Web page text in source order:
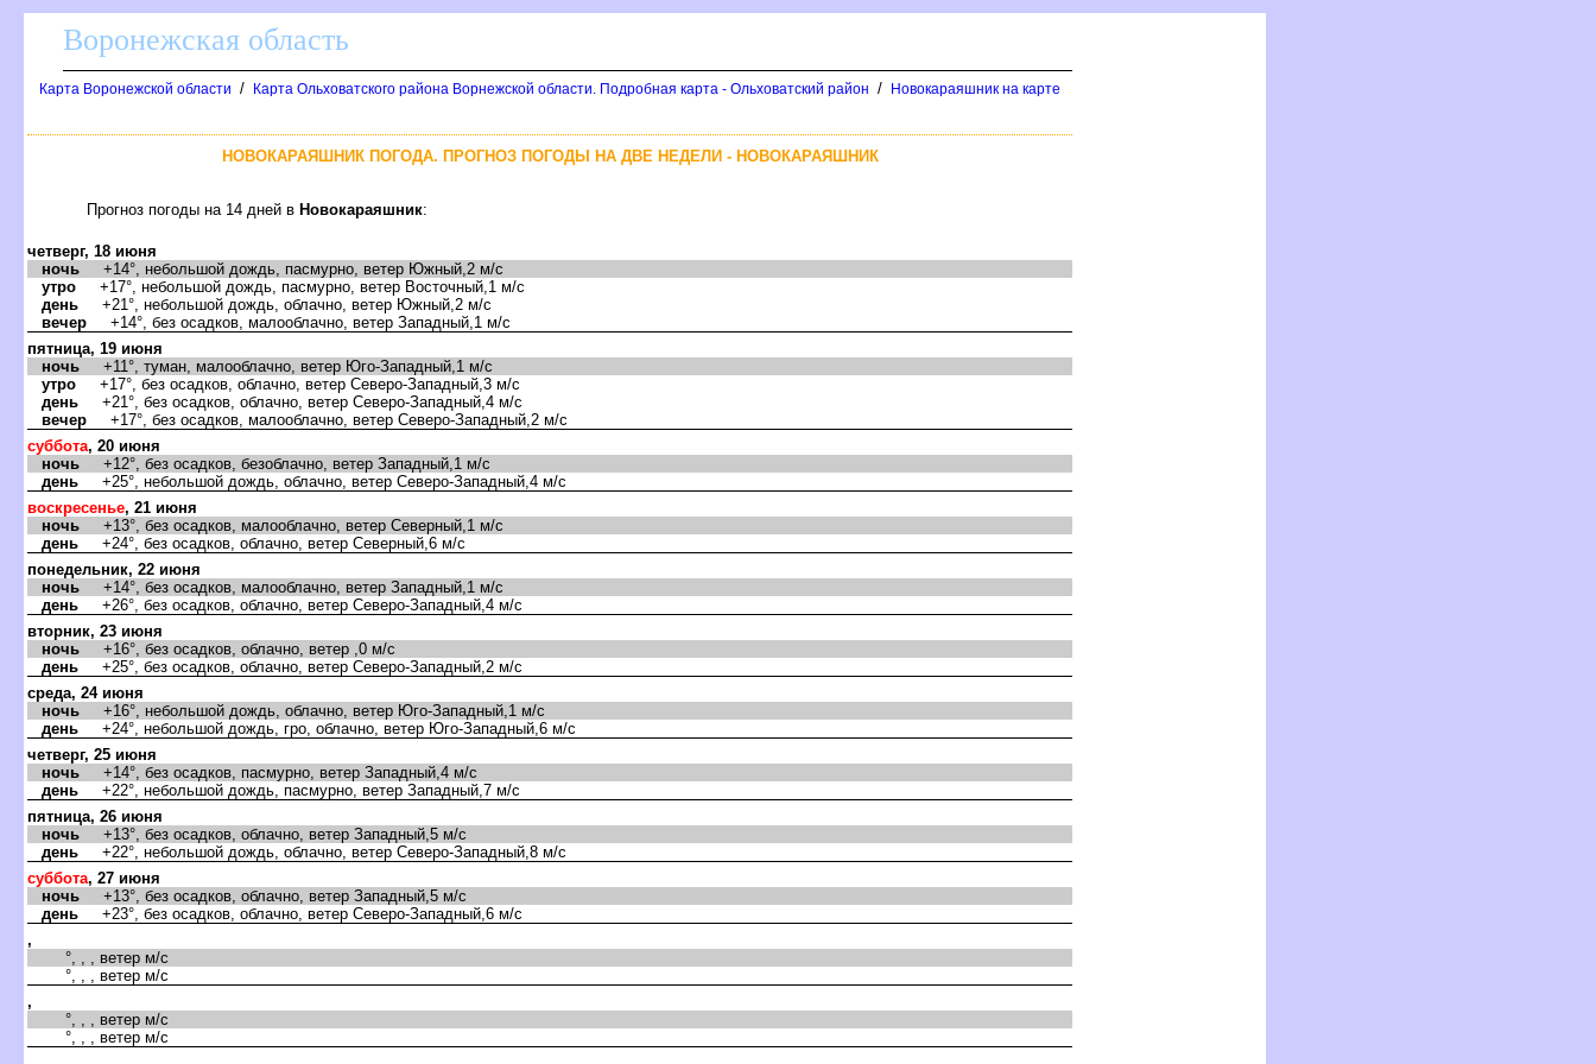
оронежская область
Карта Воронежской области / Карта Ольховатского района Ворнежской области. Подробная карта - Ольховатский район / Новокараяшник на карте
НОВОКАРАЯШНИК ПОГОДА. ПРОГНОЗ ПОГОДЫ НА ДВЕ НЕДЕЛИ - НОВОКАРАЯШНИК
Прогноз погоды на 14 дней Новокараяшник:
четверг, 18 июня
ночь +14°, небольшой дождь, пасмурно, ветер Южный,2 м/с
утро +17°, небольшой дождь, пасмурно, ветер Восточный,1 м/с
день +21°, небольшой дождь, облачно, ветер Южный,2 м/с
ечер +14°, без осадков, малооблачно, ветер Западный,1 м/с
пятница, 19 июня
ночь +11°, туман, малооблачно, ветер Юго-Западный,1 м/с
утро +17°, без осадков, облачно, ветер Северо-Западный,3 м/с
день +21°, без осадков, облачно, ветер Северо-Западный,4 м/с
ечер +17°, без осадков, малооблачно, ветер Северо-Западный,2 м/с
суббота, 20 июня
ночь +12°, без осадков, безоблачно, ветер Западный,1 м/с
день +25°, небольшой дождь, облачно, ветер Северо-Западный,4 м/с
оскресенье, 21 июня
ночь +13°, без осадков, малооблачно, ветер Северный,1 м/с
день +24°, без осадков, облачно, ветер Северный,6 м/с
понедельник, 22 июня
ночь +14°, без осадков, малооблачно, ветер Западный,1 м/с
день +26°, без осадков, облачно, ветер Северо-Западный,4 м/с
торник, 23 июня
ночь +16°, без осадков, облачно, ветер ,0 м/с
день +25°, без осадков, облачно, ветер Северо-Западный,2 м/с
среда, 24 июня
ночь +16°, небольшой дождь, облачно, ветер Юго-Западный,1 м/с
день +24°, небольшой дождь, гро, облачно, ветер Юго-Западный,6 м/с
четверг, 25 июня
ночь +14°, без осадков, пасмурно, ветер Западный,4 м/с
день +22°, небольшой дождь, пасмурно, ветер Западный,7 м/с
пятница, 26 июня
ночь +13°, без осадков, облачно, ветер Западный,5 м/с
день +22°, небольшой дождь, облачно, ветер Северо-Западный,8 м/с
суббота, 27 июня
ночь +13°, без осадков, облачно, ветер Западный,5 м/с
день +23°, без осадков, облачно, ветер Северо-Западный,6 м/с
,
°, , , ветер м/с
°, , , ветер м/с
,
°, , , ветер м/с
°, , , ветер м/с